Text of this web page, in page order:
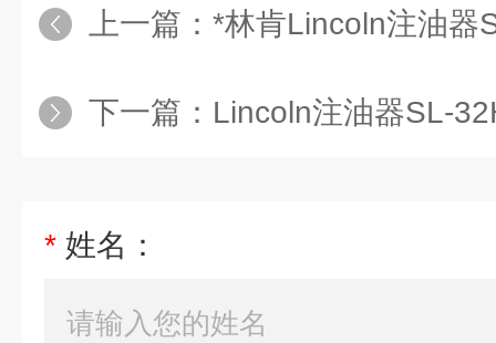
上一篇： *林肯Lincoln注油器
下一篇： Lincoln注油器SL-
* 姓名：